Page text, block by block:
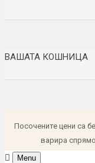
ВАШАТА КОШНИЦА
Посочените цени са
варира
Menu